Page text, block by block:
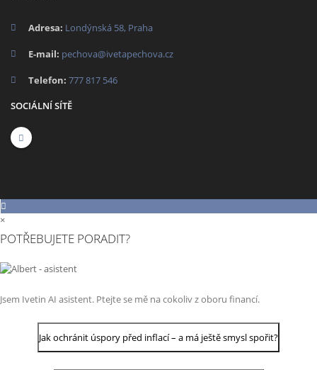
Adresa: Londýnská 58, Praha
E-mail: pechova@ivetapechova.cz
Telefon: 777 817 546
SOCIÁLNÍ SÍTĚ
×
POTŘEBUJETE PORADIT?
Jsem Ivetin AI asistent. Ptejte se mě na cokoliv z oboru financí.
Jak ochránit úspory před inflací – a má ještě smysl spořit?